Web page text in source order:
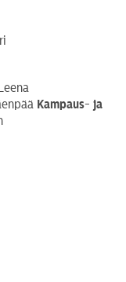
Kampaus- ja